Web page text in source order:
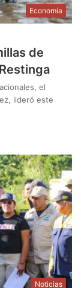
Economía
de
el
lideró este
Noticias